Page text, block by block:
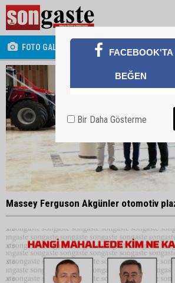
FOTO GALERİ
Massey Ferguson Akgünler otomotiv
FACEBOOK'TA
BEĞEN
Bir Daha Gösterme